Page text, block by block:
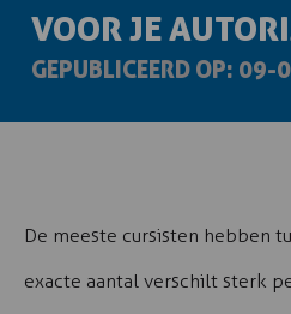
VOOR JE
GEPUBLICEERD OP:
De meeste cursisten hebben
exacte aantal verschilt sterk